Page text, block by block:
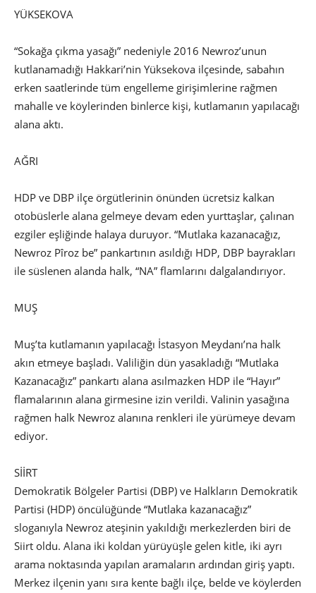
YÜKSEKOVA
“Sokağa çıkma yasağı” nedeniyle 2016 Newroz’unun
kutlanamadığı Hakkari’nin Yüksekova ilçesinde, sabahın
erken saatlerinde tüm engelleme girişimlerine rağmen
mahalle ve köylerinden binlerce kişi, kutlamanın yapılacağı
alana aktı.
AĞRI
HDP ve DBP ilçe örgütlerinin önünden ücretsiz kalkan
otobüslerle alana gelmeye devam eden yurttaşlar, çalınan
ezgiler eşliğinde halaya duruyor. “Mutlaka kazanacağız,
Newroz Pîroz be” pankartının asıldığı HDP, DBP bayrakları
ile süslenen alanda halk, “NA” flamlarını dalgalandırıyor.
MUŞ
Muş’ta kutlamanın yapılacağı İstasyon Meydanı’na halk
akın etmeye başladı. Valiliğin dün yasakladığı “Mutlaka
Kazanacağız” pankartı alana asılmazken HDP ile “Hayır”
flamalarının alana girmesine izin verildi. Valinin yasağına
rağmen halk Newroz alanına renkleri ile yürümeye devam
ediyor.
SİİRT
Demokratik Bölgeler Partisi (DBP) ve Halkların Demokratik
Partisi (HDP) öncülüğünde “Mutlaka kazanacağız”
sloganıyla Newroz ateşinin yakıldığı merkezlerden biri de
Siirt oldu. Alana iki koldan yürüyüşle gelen kitle, iki ayrı
arama noktasında yapılan aramaların ardından giriş yaptı.
Merkez ilçenin yanı sıra kente bağlı ilçe, belde ve köylerden